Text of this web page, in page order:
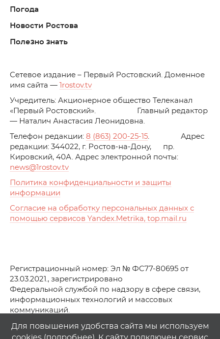
Погода
Новости Ростова
Полезно знать
Cетевое издание – Первый Ростовский. Доменное
имя сайта —
1rostov.tv
Учредитель: Акционерное общество Телеканал
«Первый Ростовский». Главный редактор
— Наталич Анастасия Леонидовна.
Телефон редакции: 8 (863) 200-25-15. Адрес
редакции: 344022, г. Ростов-на-Дону, пр.
Кировский, 40А. Адрес электронной почты:
news@1rostov.tv
Политика конфиденциальности и защиты
информации
Согласие на обработку персональных данных с
помощью сервисов Yandex.Metrika, top.mail.ru
Регистрационный номер: Эл № ФС77-80695 от
23.03.2021., зарегистрировано
Федеральной службой по надзору в сфере связи,
информационных технологий и массовых
коммуникаций.
© АО Телеканал «Первый Ростовский» (2021-2025)
Для повышения удобства сайта мы используем